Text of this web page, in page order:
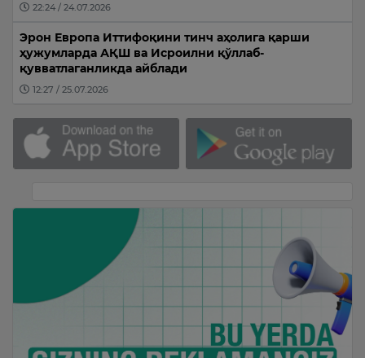
22:24 / 24.07.2026
Эрон Европа Иттифоқини тинч аҳолига қарши
ҳужумларда АҚШ ва Исроилни қўллаб-
қувватлаганликда айблади
12:27 / 25.07.2026